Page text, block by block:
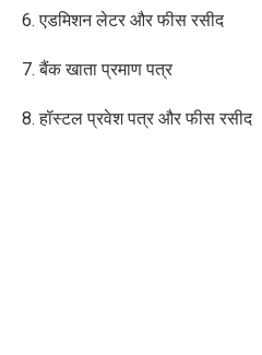
6. एडमिशन लेटर और फीस रसीद
7. बैंक खाता प्रमाण पत्र
8. हॉस्टल प्रवेश पत्र और फीस रसीद